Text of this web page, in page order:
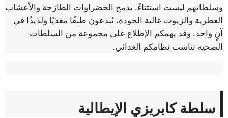
وسلطاتهم ليست استثناءً. بدمج الخضراوات الطازجة والأعشاب
العطرية والزيوت عالية الجودة، يُبدعون طبقًا مغذيًا ولذيذًا في
آنٍ واحد. وقد يهمكم الإطلاع على مجموعة من السلطات
الصحية تناسب نظامكم الغذائي.
سلطة كابريزي الإيطالية